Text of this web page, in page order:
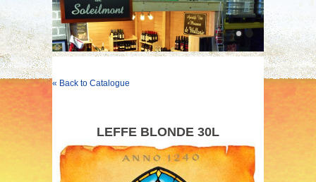
« Back to Catalogue
LEFFE BLONDE 30L